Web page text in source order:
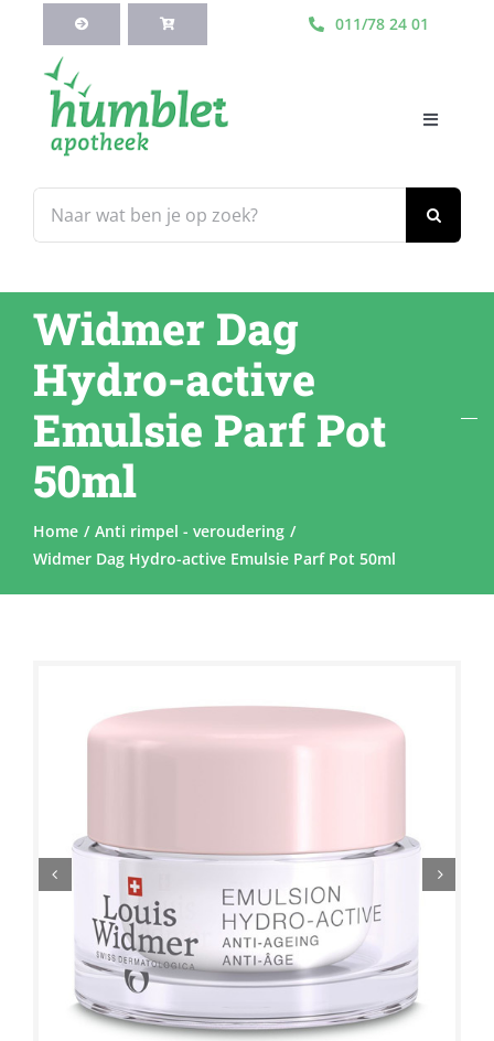
inhoud
011/78 24 01
naar:
Toggle
Webshop
Blog
Diensten
Contacteer Ons
Widmer Dag
Hydro-active
Emulsie Parf Pot
50ml
Home
Anti rimpel - veroudering
Widmer Dag Hydro-active Emulsie Parf Pot 50ml